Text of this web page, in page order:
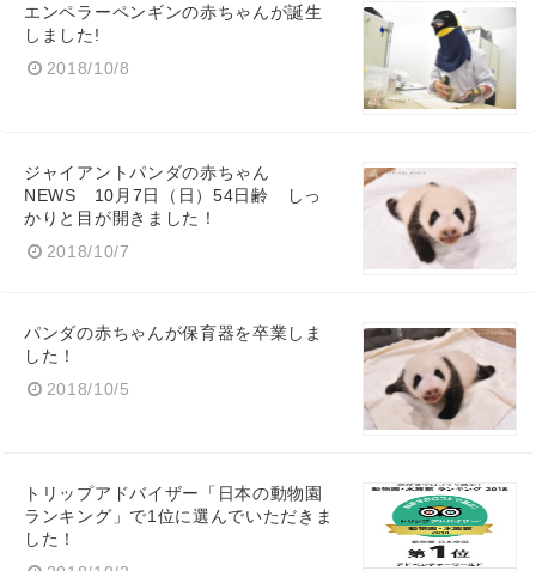
エンペラーペンギンの赤ちゃんが誕生
しました!
2018/10/8
ジャイアントパンダの赤ちゃん
NEWS 10月7日（日）54日齢 しっ
かりと目が開きました！
2018/10/7
パンダの赤ちゃんが保育器を卒業しま
した！
2018/10/5
トリップアドバイザー「日本の動物園
ランキング」で1位に選んでいただきま
した！